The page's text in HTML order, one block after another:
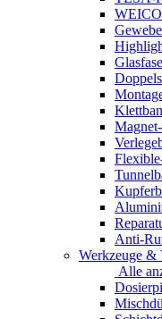
Anti-
Werkzeuge &
Alle